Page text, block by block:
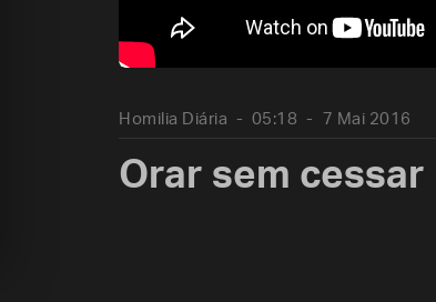
Homilia Diária 05:18 7 Mai 2016
Orar sem cessar